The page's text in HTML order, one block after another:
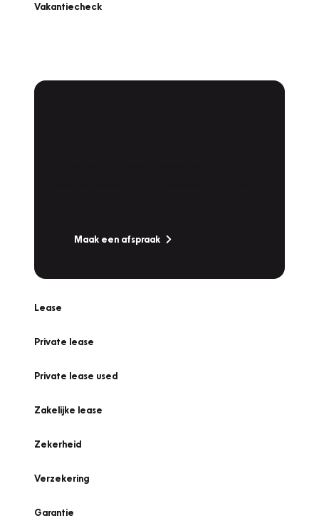
Vakantiecheck
Maak een afspraak
Lease
Private lease
Private lease used
Zakelijke lease
Zekerheid
Verzekering
Garantie